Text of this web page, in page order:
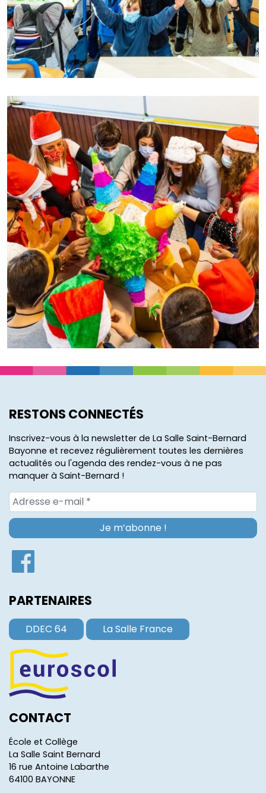
RESTONS CONNECTÉS
Inscrivez-vous à la newsletter de La Salle Saint-Bernard
Bayonne et recevez régulièrement toutes les dernières
actualités ou l'agenda des rendez-vous à ne pas
manquer à Saint-Bernard !
PARTENAIRES
DDEC 64 La Salle France
CONTACT
École et Collège
La Salle Saint Bernard
16 rue Antoine Labarthe
64100 BAYONNE